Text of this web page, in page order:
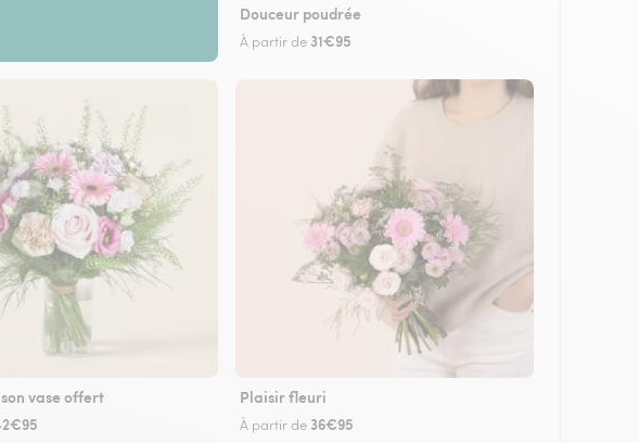
Douceur poudrée
À partir de 31€95
vase offert Plaisir fleuri
À partir de 36€95